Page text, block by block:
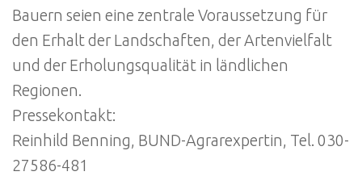
Bauern seien eine zentrale Voraussetzung für
den Erhalt der Landschaften, der Artenvielfalt
und der Erholungsqualität in ländlichen
Regionen.
Pressekontakt:
Reinhild Benning, BUND-Agrarexpertin, Tel. 030-
27586-481